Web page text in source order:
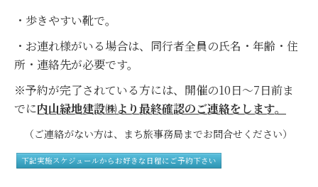
・歩きやすい靴で。
・お連れ様がいる場合は、同行者全員の氏名・年齢・住
所・連絡先が必要です。
※予約が完了されている方には、開催の10日～7日前ま
でに内山緑地建設㈱より最終確認のご連絡をします。
（ご連絡がない方は、まち旅事務局までお問合せください）
下記実施スケジュールからお好きな日程にご予約下さい